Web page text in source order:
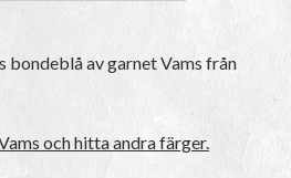
bondeblå av garnetVams från
och hitta andra färger.